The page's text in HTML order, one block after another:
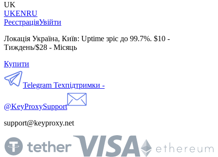
UK
UKENRU
РеєстраціяУвійти
Локація Україна, Київ: Uptime зріс до 99.7%. $10 -
Тиждень/$28 - Місяць
Купити
Telegram Техпідтримки -
@KeyProxySupport
support@keyproxy.net